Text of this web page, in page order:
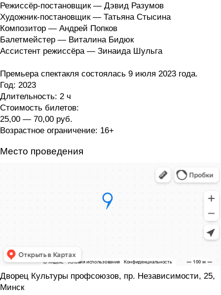
Режиссёр-постановщик — Дэвид Разумов
Художник-постановщик — Татьяна Стысина
Композитор — Андрей Попков
Балетмейстер — Виталина Бидюк
Ассистент режиссёра — Зинаида Шульга
Премьера спектакля состоялась 9 июля 2023 года.
Год: 2023
Длительность: 2 ч
Стоимость билетов:
25,00 — 70,00 руб.
Возрастное ограничение: 16+
Место проведения
Дворец Культуры профсоюзов, пр. Независимости, 25,
Минск